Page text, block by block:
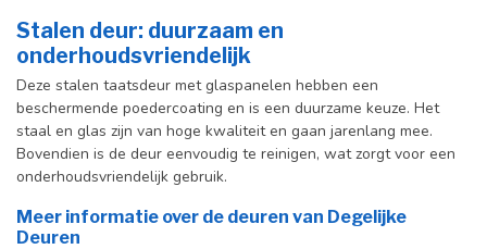
Stalen deur: duurzaam en
onderhoudsvriendelijk
Deze stalen taatsdeur met glaspanelen hebben een
beschermende poedercoating en is een duurzame keuze. Het
staal en glas zijn van hoge kwaliteit en gaan jarenlang mee.
Bovendien is de deur eenvoudig te reinigen, wat zorgt voor een
onderhoudsvriendelijk gebruik.
Meer informatie over de deuren van Degelijke
Deuren